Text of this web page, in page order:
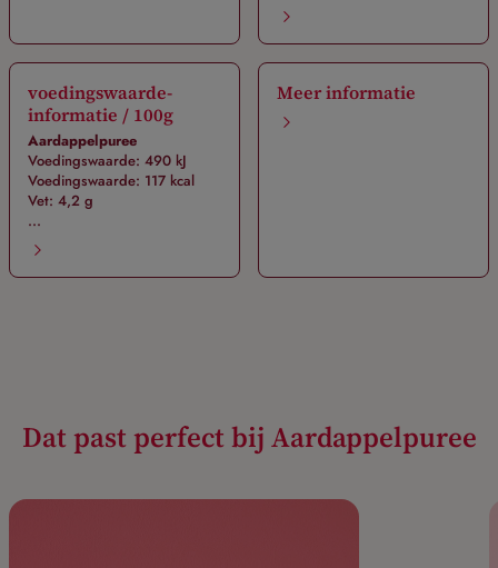
voedingswaarde-
informatie / 100g
Aardappelpuree
Voedingswaarde: 490 kJ
Voedingswaarde: 117 kcal
Vet: 4,2 g
...
Meer informatie
Dat past perfect bij Aardappelpuree